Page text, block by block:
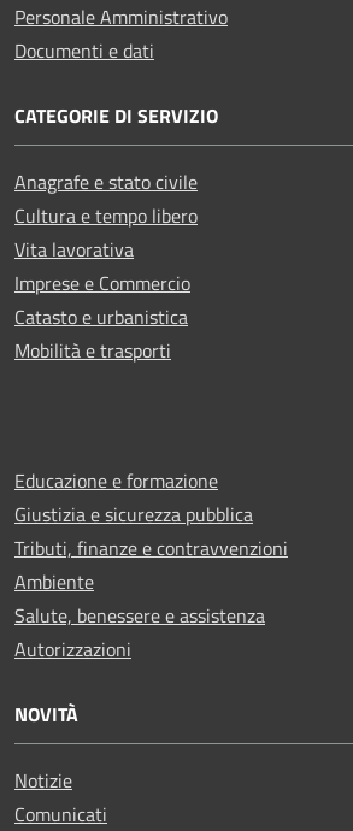
Personale Amministrativo
Documenti e dati
CATEGORIE DI SERVIZIO
Anagrafe e stato civile
Cultura e tempo libero
Vita lavorativa
Imprese e Commercio
Catasto e urbanistica
Mobilità e trasporti
Educazione e formazione
Giustizia e sicurezza pubblica
Tributi, finanze e contravvenzioni
Ambiente
Salute, benessere e assistenza
Autorizzazioni
NOVITÀ
Notizie
Comunicati